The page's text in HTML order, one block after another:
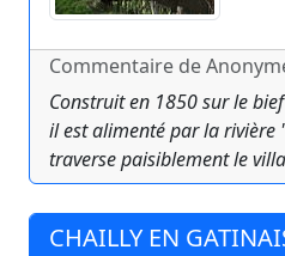
Commentaire de
Construit en 1850 sur le
il est alimenté par la rivière
traverse paisiblement le
CHAILLY EN